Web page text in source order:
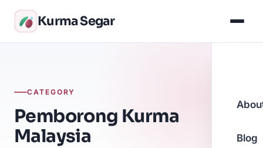
Kurma Segar
Blog
CATEGORY
Pemborong Kurma
Malaysia